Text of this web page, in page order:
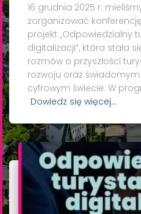
16 grudnia 2025 r.
zorganizować
projekt „Odpowiedzialny
digitalizacji”, która stała
rozmów o przyszłości
rozwoju oraz
cyfrowym świecie. W
Dowiedz się więcej…